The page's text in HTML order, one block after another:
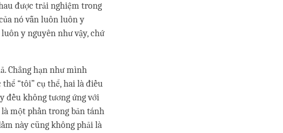
được trải nghiệm trong
nó vẫn luôn luôn y
y nguyên như vậy, chứ
Chẳng hạn như mình
“tôi” cụ thể, hai là điều
đều không tương ứng với
một phần trong bản tánh
này cũng không phải là